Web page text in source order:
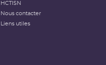
HCTISN
Nous contacter
Liens utiles